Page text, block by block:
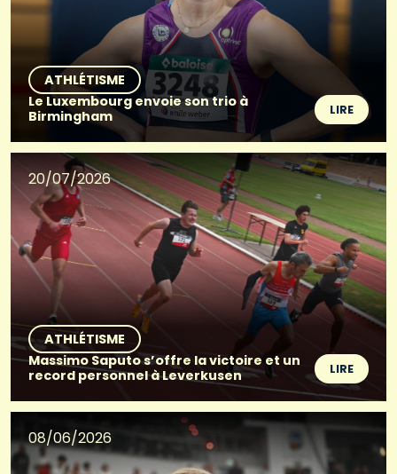
ATHLÉTISME
Le Luxembourg envoie son trio à
Birmingham
LIRE
20/07/2026
ATHLÉTISME
Massimo Saputo s’offre la victoire et un
record personnel à Leverkusen
LIRE
08/06/2026